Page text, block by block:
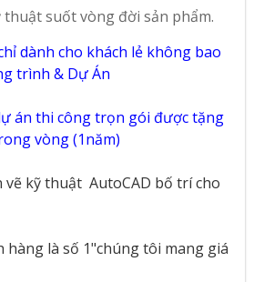
suốt vòng đời sản phẩm.
dành cho khách lẻ không bao
trình & Dự Án
án thi công trọn gói được tặng
vòng (1năm)
vẽ kỹ thuật AutoCAD bố trí cho
hàng là số 1"chúng tôi mang giá